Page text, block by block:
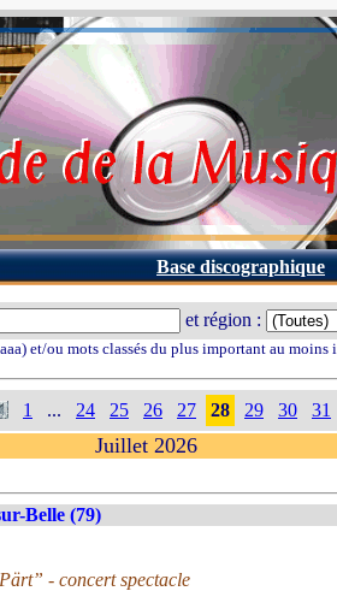
Base discographique
et région :
et/ou mots classés du plus important au moins
1 ... 24 25 26 27 28 29 30 31
Juillet 2026
Belle (79)
- concert spectacle